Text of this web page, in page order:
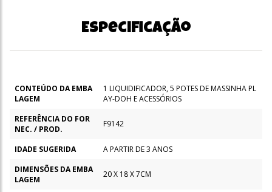
Especificação
CONTEÚDO DA EMBA
LAGEM
1 LIQUIDIFICADOR, 5 POTES DE MASSINHA PL
AY-DOH E ACESSÓRIOS
REFERÊNCIA DO FOR
NEC. / PROD.
F9142
IDADE SUGERIDA
A PARTIR DE 3 ANOS
DIMENSÕES DA EMBA
LAGEM
20 X 18 X 7CM